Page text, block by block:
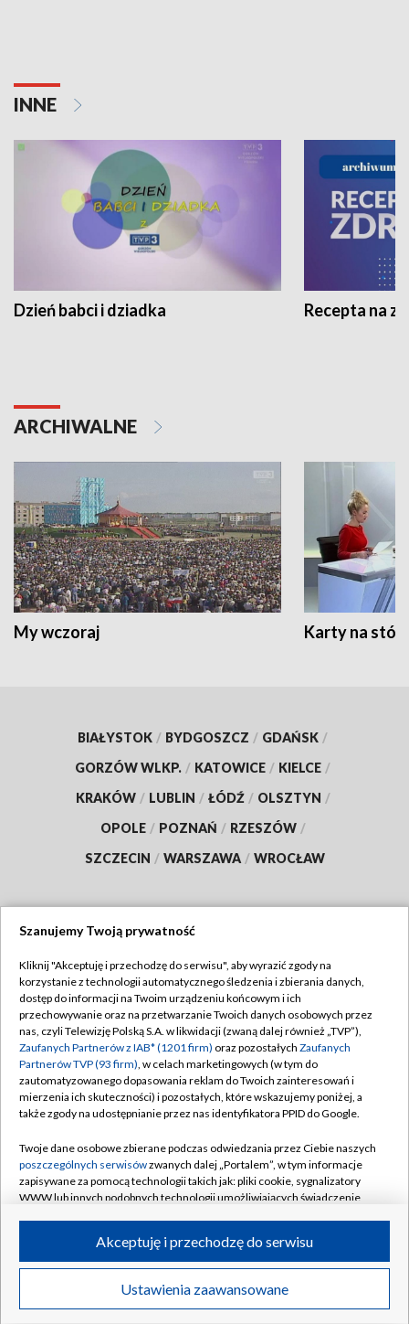
INNE
Dzień babci i dziadka Recepta na
ARCHIWALNE
My wczoraj Karty na
BIAŁYSTOK / BYDGOSZCZ / GDAŃSK /
GORZÓW WLKP. / KATOWICE / KIELCE /
KRAKÓW / LUBLIN / ŁÓDŹ / OLSZTYN /
OPOLE / POZNAŃ / RZESZÓW /
SZCZECIN / WARSZAWA / WROCŁAW
TVP
Abonament TVP
Emisja w TVP
Centrum informacji TVP
Naziemna Telewizja Cyfrowa
Rada Programowa
System NOS
Informacje o nadawcy
Program dla prasy
Ogłoszenie przetargowe
Regulamin TVP
Polityka prywatności
Moje zgody
Pomoc
Kontakt
Kanały
©2026 Telewizja Polska S.A. w likwidacji
Szanujemy Twoją prywatność
Kliknij "Akceptuję i przechodzę do serwisu", aby wyrazić zgody na
korzystanie z technologii automatycznego śledzenia i zbierania danych,
dostęp do informacji na Twoim urządzeniu końcowym i ich
przechowywanie oraz na przetwarzanie Twoich danych osobowych przez
nas, czyli Telewizję Polską S.A. w likwidacji (zwaną dalej również „TVP”),
Zaufanych Partnerów z IAB* (1201 firm) oraz pozostałych Zaufanych
Partnerów TVP (93 firm), w celach marketingowych (w tym do
zautomatyzowanego dopasowania reklam do Twoich zainteresowań i
mierzenia ich skuteczności) i pozostałych, które wskazujemy poniżej, a
także zgody na udostępnianie przez nas identyfikatora PPID do Google.
Twoje dane osobowe zbierane podczas odwiedzania przez Ciebie naszych
poszczególnych serwisówzwanych dalej „Portalem”, w tym informacje
zapisywane za pomocą technologii takich jak: pliki cookie, sygnalizatory
WWW lub innych podobnych technologii umożliwiających świadczenie
ruchu w Internecie.
Twoje dane osobowe zbierane podczas odwiedzania przez Ciebie
poszczególnych serwisówna Portalu, takie jak adresy IP, identyfikatory
Ustawienia zaawansowane
Akceptuję i przechodzę do serwisu